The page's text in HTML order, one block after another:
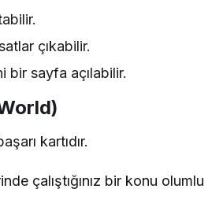
çıkabilir.
bir sayfa açılabilir.
kartıdır.
çalıştığınız bir konu olumlu